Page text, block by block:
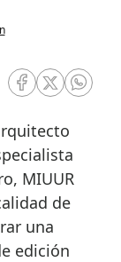
RRSS Facebook
RRSSRRSS
MIUUR
de
una
edición